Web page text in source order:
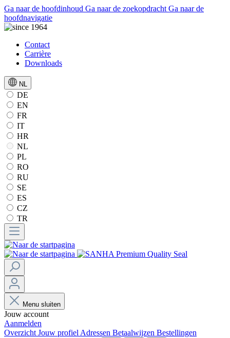
Ga naar de hoofdinhoud Ga naar de zoekopdracht Ga naar de
hoofdnavigatie
Contact
Carrière
Downloads
NL
DE
EN
FR
IT
HR
NL
PL
RO
RU
SE
ES
CZ
TR
Menu sluiten
Jouw account
Aanmelden
Overzicht Jouw profiel Adressen Betaalwijzen Bestellingen